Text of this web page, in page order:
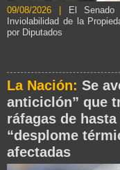
09/08/2026 |
El
Inviolabilidad de la
por Diputados
La Nación: Se
anticiclón” que
ráfagas de
“desplome
afectadas